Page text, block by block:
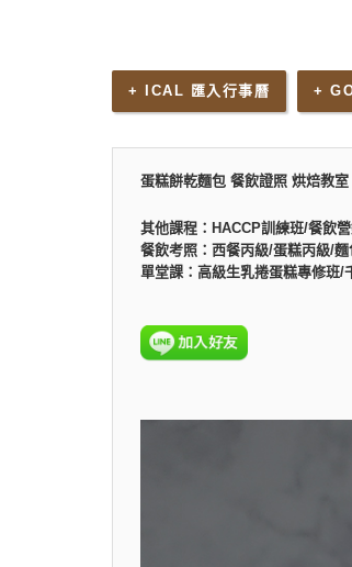
+ ICAL 匯入行事曆 +
蛋糕餅乾麵包 餐飲證照 烘焙教
其他課程：HACCP訓練班/餐飲
餐飲考照：西餐丙級/蛋糕丙級/
單堂課：高級生乳捲蛋糕專修班/